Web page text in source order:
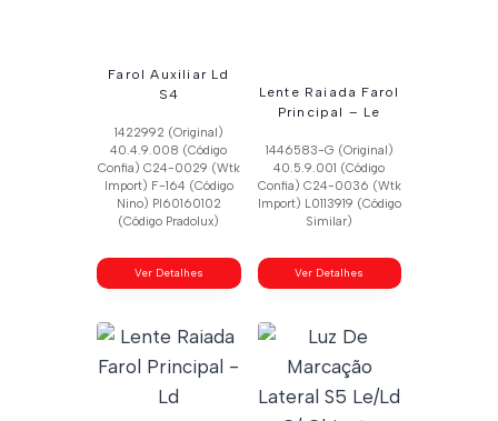
Farol Auxiliar Ld
S4
1422992 (Original)
40.4.9.008 (Código
Confia) C24-0029 (Wtk
Import) F-164 (Código
Nino) Pl60160102
(Código Pradolux)
Ver Detalhes
Lente Raiada Farol
Principal – Le
1446583-G (Original)
40.5.9.001 (Código
Confia) C24-0036 (Wtk
Import) L0113919 (Código
Similar)
Ver Detalhes